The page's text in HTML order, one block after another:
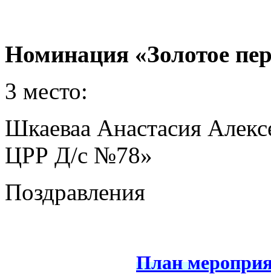
Номинация «Золотое
3 место:
Шкаеваа Анастасия
ЦРР Д/с №78»
Поздравления
План